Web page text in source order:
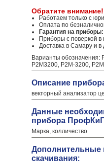
Обратите внимание!
Работаем только с
Оплата по
Гарантия на приборы:
Приборы с поверкой в
Доставка в Самару и в
Варианты
Р2М3200, P2M-3200,
Описание
векторный анализатор
Данные
прибора
Марка, колличество
Дополнительные
скачивания: